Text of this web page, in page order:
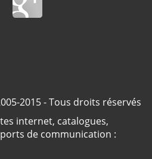
2015 - Tous droits réservés
internet, catalogues,
de communication :